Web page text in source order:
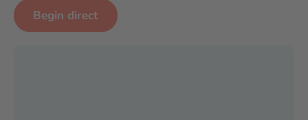
Begin direct